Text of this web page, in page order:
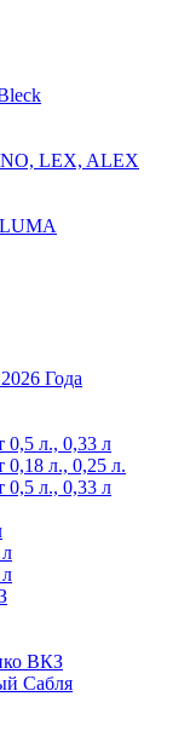
LEX, ALEX
Года
0,5 л., 0,33 л
0,18 л., 0,25 л.
0,5 л., 0,33 л
ВКЗ
Сабля